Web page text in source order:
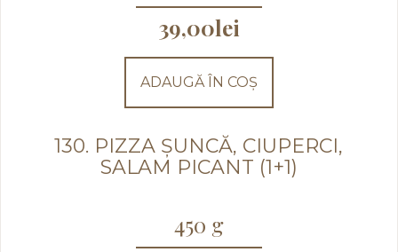
39,00lei
ADAUGĂ ÎN COȘ
130. PIZZA ȘUNCĂ, CIUPERCI,
SALAM PICANT (1+1)
450 g